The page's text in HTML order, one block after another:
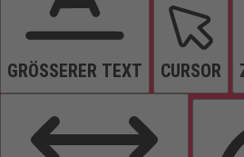
GRÖSSERER TEXT CURSOR